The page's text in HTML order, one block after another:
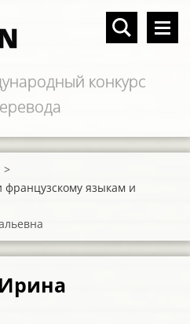
конкурс
>
французскому языкам и